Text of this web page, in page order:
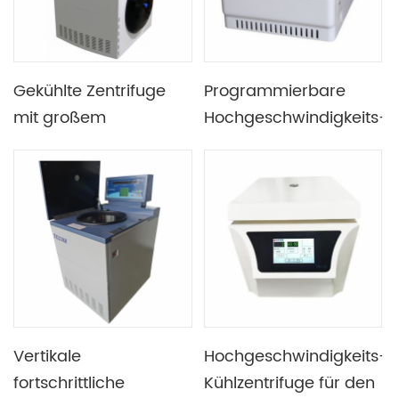
Gekühlte Zentrifuge
mit großem
LCD- und LED-Dual-
Display und
Geschwindigkeitsregelungsfunktion
Programmierbare
Hochgeschwindigkeits-
Labortisch
Vertikale
fortschrittliche
Hochgeschwindigkeits-
Kühlzentrifuge für den